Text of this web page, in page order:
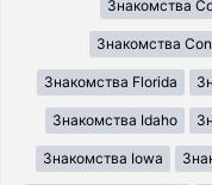
Знакомства
Знакомства
Знакомства Florida
Знакомства Idaho
Знакомства Iowa